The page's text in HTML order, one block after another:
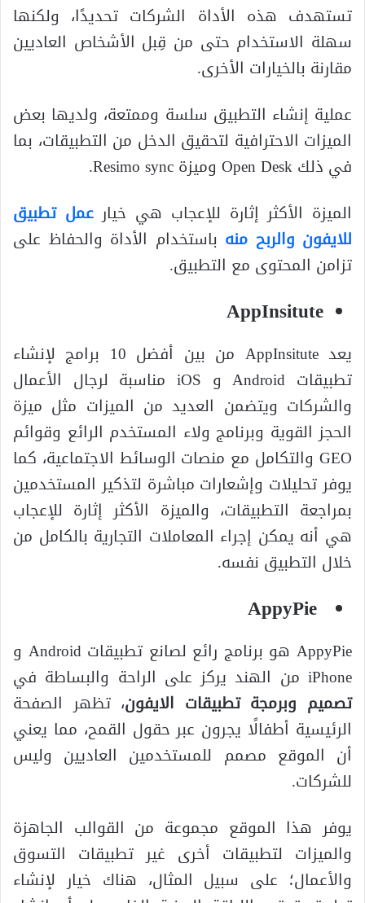
تستهدف هذه الأداة الشركات تحديدًا، ولكنها
سهلة الاستخدام حتى من قِبل الأشخاص العاديين
مقارنة بالخيارات الأخرى.
عملية إنشاء التطبيق سلسة وممتعة، ولديها بعض
الميزات الاحترافية لتحقيق الدخل من التطبيقات، بما
في ذلك Open Desk وميزة Resimo sync.
الميزة الأكثر إثارة للإعجاب هي خيارعمل تطبيق
للايفون والربح منه باستخدام الأداة والحفاظ على
تزامن المحتوى مع التطبيق.
AppInsitute
يعد AppInsitute من بين أفضل 10 برامج لإنشاء
تطبيقات Android و iOS مناسبة لرجال الأعمال
والشركات ويتضمن العديد من الميزات مثل ميزة
الحجز القوية وبرنامج ولاء المستخدم الرائع وقوائم
GEO والتكامل مع منصات الوسائط الاجتماعية، كما
يوفر تحليلات وإشعارات مباشرة لتذكير المستخدمين
بمراجعة التطبيقات، والميزة الأكثر إثارة للإعجاب
هي أنه يمكن إجراء المعاملات التجارية بالكامل من
خلال التطبيق نفسه.
AppyPie هو برنامج رائع لصانع تطبيقات Android و
iPhone من الهند يركز على الراحة والبساطة في
تصميم وبرمجة تطبيقات الايفون، تظهر الصفحة
الرئيسية أطفالًا يجرون عبر حقول القمح، مما يعني
أن الموقع مصمم للمستخدمين العاديين وليس
للشركات.
يوفر هذا الموقع مجموعة من القوالب الجاهزة
والميزات لتطبيقات أخرى غير تطبيقات التسوق
والأعمال؛ على سبيل المثال، هناك خيار لإنشاء